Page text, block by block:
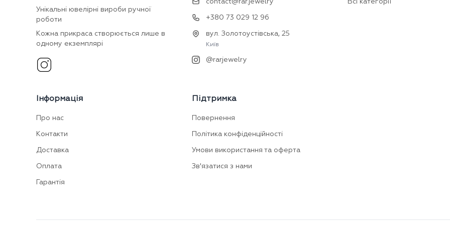
Унікальні ювелірні вироби ручної
роботи
Кожна прикраса створюється лише в
одному екземплярі
contact@rar.jewelry
+380 73 029 12 96
вул. Золотоустівська, 25
Київ
@rarjewelry
Всі категорії
Інформація
Про нас
Контакти
Доставка
Оплата
Гарантія
Підтримка
Повернення
Політика конфіденційності
Умови використання та оферта
Зв'язатися з нами